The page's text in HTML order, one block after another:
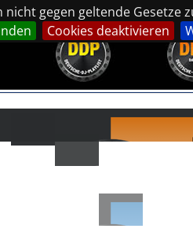
gegen geltende
Cookies deaktivieren